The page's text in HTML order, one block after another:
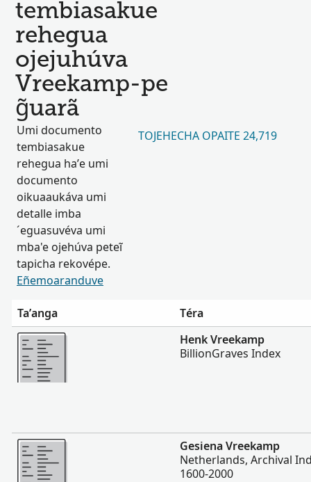
tembiasakue
rehegua
ojejuhúva
Vreekamp-pe
g̃uarã
Umi documento
tembiasakue
rehegua ha’e umi
documento
oikuaaukáva umi
detalle imba
´eguasuvéva umi
mba'e ojehúva peteĩ
tapicha rekovépe.
Eñemoaranduve
TOJEHECHA OPAITE 24,719
Ta’anga
Téra
Hetave
Henk Vreekamp
BillionGraves Index
Hetave
Gesiena Vreekamp
Netherlands, Archival
1600-2000